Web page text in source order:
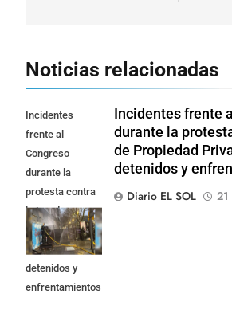
Noticias relacionadas
Incidentes
frente al
Congreso
durante la
protesta contra
la Ley de
Propiedad
Privada: hubo
detenidos y
enfrentamientos
Incidentes frente
durante la
de Propiedad
detenidos y
Diario EL SOL
21